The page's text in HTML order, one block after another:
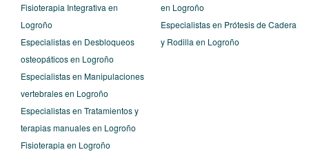
Fisioterapia Integrativa en
Logroño
Especialistas en Desbloqueos
osteopáticos en Logroño
Especialistas en Manipulaciones
vertebrales en Logroño
Especialistas en Tratamientos y
terapias manuales en Logroño
Fisioterapia en Logroño
en Logroño
Especialistas en Prótesis de Cadera
y Rodilla en Logroño